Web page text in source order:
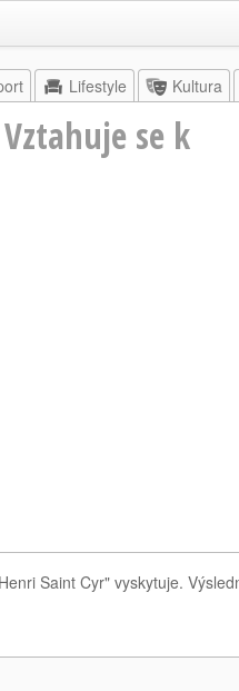
Lifestyle Kultura
Vztahuje se k
Saint Cyr" vyskytuje.